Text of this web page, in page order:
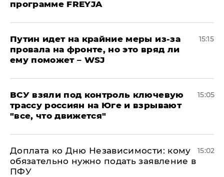
программе FREYJA
Путин идет на крайние меры из-за
провала на фронте, но это вряд ли
ему поможет – WSJ
15:15
ВСУ взяли под контроль ключевую
трассу россиян на Юге и взрывают
"все, что движется"
15:05
Доплата ко Дню Независимости: кому
обязательно нужно подать заявление в
ПФУ
15:02